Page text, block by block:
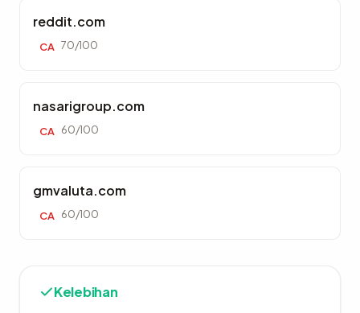
reddit.com
CA 70/100
nasarigroup.com
CA 60/100
gmvaluta.com
CA 60/100
Kelebihan